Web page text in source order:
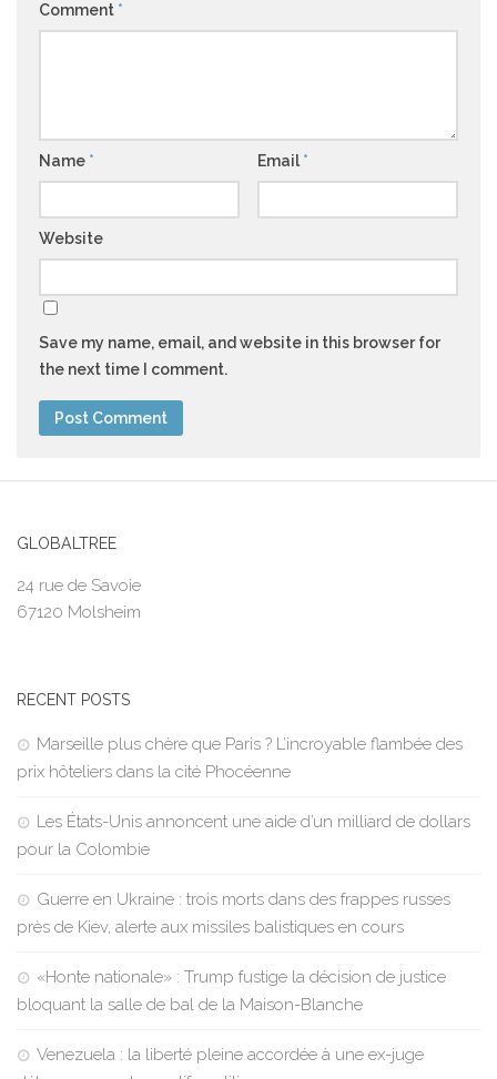
Comment *
Name * Email *
Website
Save my name, email, and website in this browser for
the next time I comment.
GLOBALTREE
24 rue de Savoie
67120 Molsheim
RECENT POSTS
Marseille plus chère que Paris ? L’incroyable flambée des
prix hôteliers dans la cité Phocéenne
Les États-Unis annoncent une aide d’un milliard de dollars
pour la Colombie
Guerre en Ukraine : trois morts dans des frappes russes
près de Kiev, alerte aux missiles balistiques en cours
«Honte nationale» : Trump fustige la décision de justice
bloquant la salle de bal de la Maison-Blanche
Venezuela : la liberté pleine accordée à une ex-juge